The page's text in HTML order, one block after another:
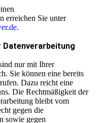
erreichen Sie unter
.
Datenverarbeitung
nur mit Ihrer
Sie können eine bereits
Dazu reicht eine
Die Rechtmäßigkeit der
bleibt vom
gegen die
sowie gegen